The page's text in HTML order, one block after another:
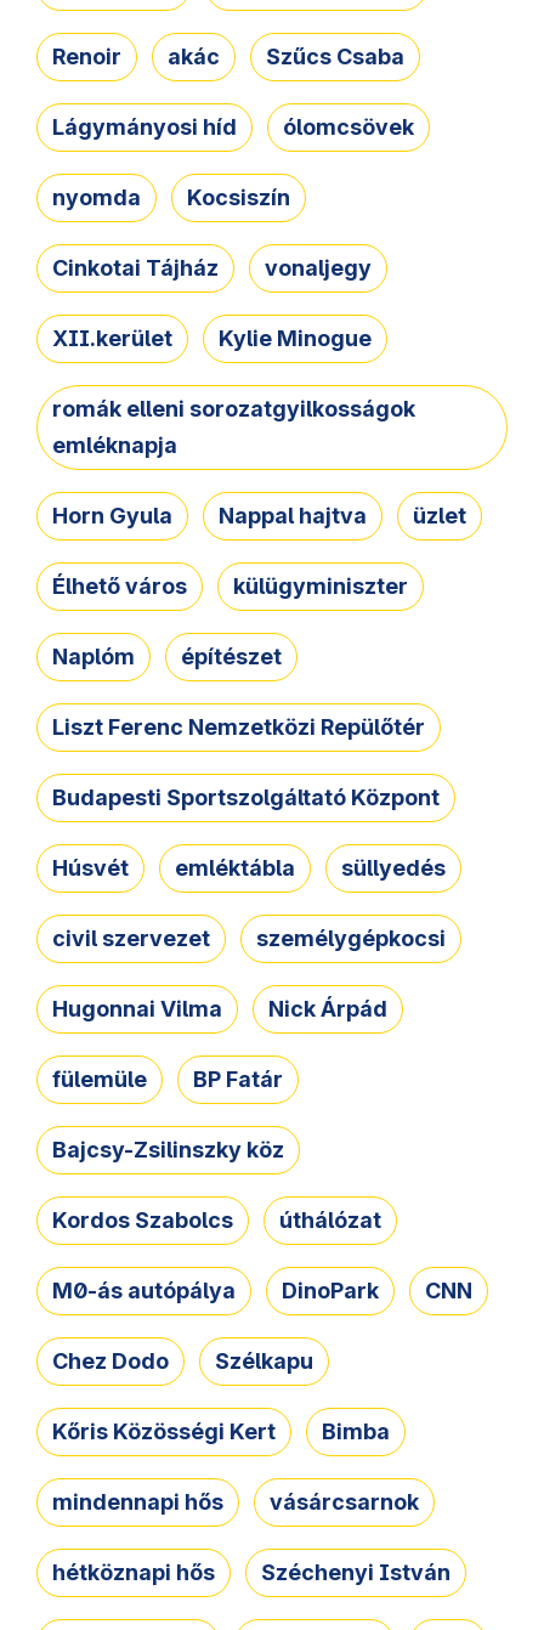
Renoir akác Szűcs Csaba
Lágymányosi híd ólomcsövek
nyomda Kocsiszín
Cinkotai Tájház vonaljegy
XII.kerület Kylie Minogue
romák elleni sorozatgyilkosságok
emléknapja
Horn Gyula Nappal hajtva üzlet
Élhető város külügyminiszter
Naplóm építészet
Liszt Ferenc Nemzetközi Repülőtér
Budapesti Sportszolgáltató Központ
Húsvét emléktábla süllyedés
civil szervezet személygépkocsi
Hugonnai Vilma Nick Árpád
fülemüle BP Fatár
Bajcsy-Zsilinszky köz
Kordos Szabolcs úthálózat
M0-ás autópálya DinoPark CNN
Chez Dodo Szélkapu
Kőris Közösségi Kert Bimba
mindennapi hős vásárcsarnok
hétköznapi hős Széchenyi István